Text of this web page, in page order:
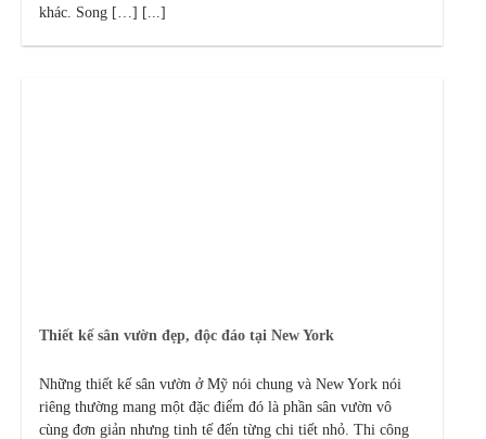
khác. Song […] [...]
Thiết kế sân vườn đẹp, độc đáo tại New York
Những thiết kế sân vườn ở Mỹ nói chung và New York nói
riêng thường mang một đặc điểm đó là phần sân vườn vô
cùng đơn giản nhưng tinh tế đến từng chi tiết nhỏ. Thi công